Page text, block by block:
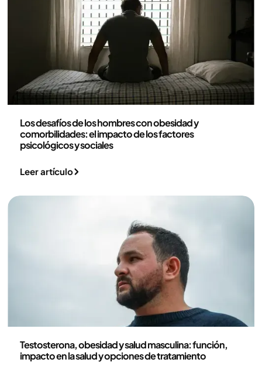
Los desafíos de los hombres con obesidad y
comorbilidades: el impacto de los factores
psicológicos y sociales
Leer artículo
Testosterona, obesidad y salud masculina: función,
impacto en la salud y opciones de tratamiento